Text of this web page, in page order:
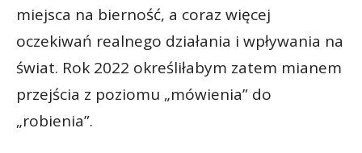
miejsca na bierność, a coraz więcej
oczekiwań realnego działania i wpływania na
świat. Rok 2022 określiłabym zatem mianem
przejścia z poziomu „mówienia” do
„robienia”.